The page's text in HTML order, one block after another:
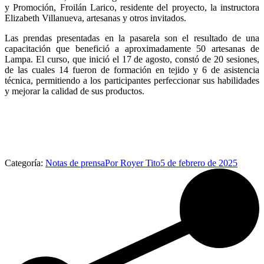
y Promoción, Froilán Larico, residente del proyecto, la instructora
Elizabeth Villanueva, artesanas y otros invitados.
Las prendas presentadas en la pasarela son el resultado de una
capacitación que benefició a aproximadamente 50 artesanas de
Lampa. El curso, que inició el 17 de agosto, constó de 20 sesiones,
de las cuales 14 fueron de formación en tejido y 6 de asistencia
técnica, permitiendo a los participantes perfeccionar sus habilidades
y mejorar la calidad de sus productos.
Categoría: Notas de prensaPorRoyer Tito5 de febrero de 2025